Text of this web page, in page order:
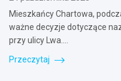
Mieszkańcy Chartowa,
ważne decyzje dotyczące
przy ulicy Lwa.…
Przeczytaj